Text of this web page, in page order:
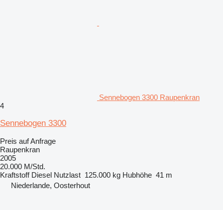
Sennebogen 3300 Raupenkran
4
Sennebogen 3300
Preis auf Anfrage
Raupenkran
2005
20.000 M/Std.
Kraftstoff Diesel Nutzlast 125.000 kg Hubhöhe 41 m
Niederlande, Oosterhout